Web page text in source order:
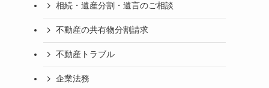
相続・遺産分割・遺言のご相談
不動産の共有物分割請求
不動産トラブル
企業法務